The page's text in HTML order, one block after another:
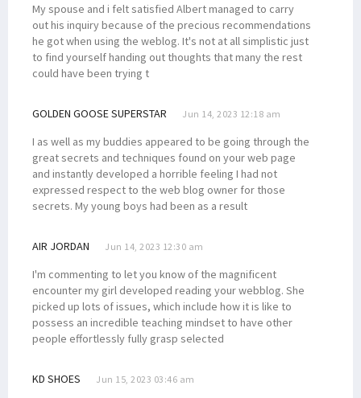
My spouse and i felt satisfied Albert managed to carry
out his inquiry because of the precious recommendations
he got when using the weblog. It's not at all simplistic just
to find yourself handing out thoughts that many the rest
could have been trying t
GOLDEN GOOSE SUPERSTAR Jun 14, 2023 12:18 am
I as well as my buddies appeared to be going through the
great secrets and techniques found on your web page
and instantly developed a horrible feeling I had not
expressed respect to the web blog owner for those
secrets. My young boys had been as a result
AIR JORDAN Jun 14, 2023 12:30 am
I'm commenting to let you know of the magnificent
encounter my girl developed reading your webblog. She
picked up lots of issues, which include how it is like to
possess an incredible teaching mindset to have other
people effortlessly fully grasp selected
KD SHOES Jun 15, 2023 03:46 am